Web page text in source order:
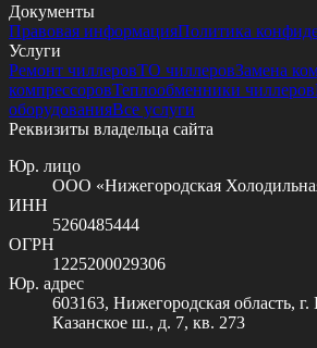
Документы
Правовая информацияПолитика
Услуги
Ремонт чиллеровТО чиллеровЗамена
компрессоровТеплообменники чиллеров
оборудованияВсе услуги
Реквизиты владельца сайта
Юр. лицо
ООО «Нижегородская
ИНН
5260485444
ОГРН
1225200029306
Юр. адрес
603163, Нижегородская область,
Казанское ш., д. 7, кв. 273